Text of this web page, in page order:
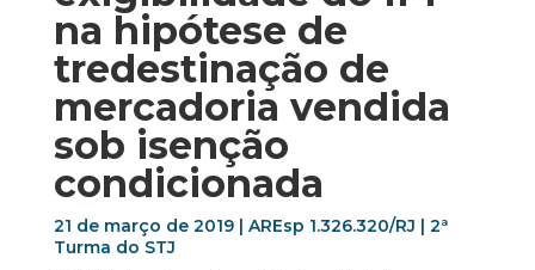
na hipótese de
tredestinação de
mercadoria vendida
sob isenção
condicionada
21 de março de 2019 | AREsp 1.326.320/RJ | 2ª
Turma do STJ